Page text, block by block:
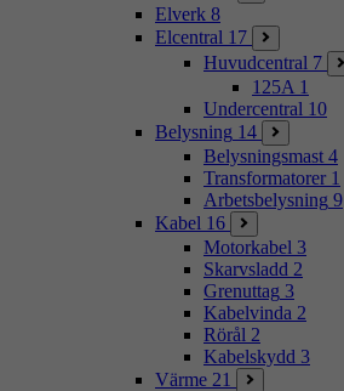
Elverk 8
Elcentral 17
Huvudcentral 7
125A 1
Undercentral 10
Belysning 14
Belysningsmast 4
Transformatorer 1
Arbetsbelysning 9
Kabel 16
Motorkabel 3
Skarvsladd 2
Grenuttag 3
Kabelvinda 2
Rörål 2
Kabelskydd 3
Värme 21